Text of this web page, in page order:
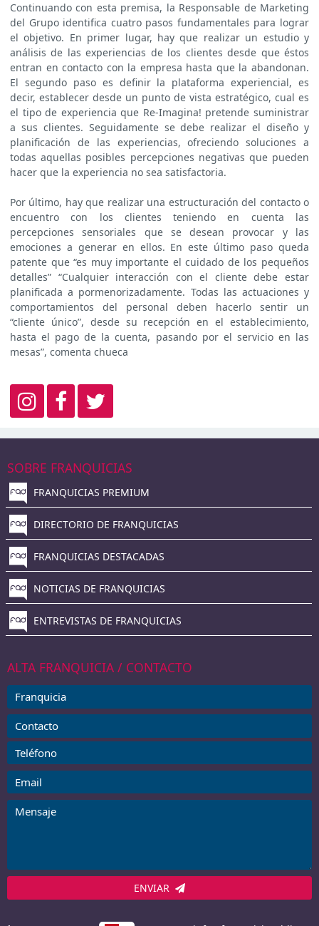
Continuando con esta premisa, la Responsable de Marketing
del Grupo identifica cuatro pasos fundamentales para lograr
el objetivo. En primer lugar, hay que realizar un estudio y
análisis de las experiencias de los clientes desde que éstos
entran en contacto con la empresa hasta que la abandonan.
El segundo paso es definir la plataforma experiencial, es
decir, establecer desde un punto de vista estratégico, cual es
el tipo de experiencia que Re-Imagina! pretende suministrar
a sus clientes. Seguidamente se debe realizar el diseño y
planificación de las experiencias, ofreciendo soluciones a
todas aquellas posibles percepciones negativas que pueden
hacer que la experiencia no sea satisfactoria.
Por último, hay que realizar una estructuración del contacto o
encuentro con los clientes teniendo en cuenta las
percepciones sensoriales que se desean provocar y las
emociones a generar en ellos. En este último paso queda
patente que “es muy importante el cuidado de los pequeños
detalles” “Cualquier interacción con el cliente debe estar
planificada a pormenorizadamente. Todas las actuaciones y
comportamientos del personal deben hacerlo sentir un
“cliente único”, desde su recepción en el establecimiento,
hasta el pago de la cuenta, pasando por el servicio en las
mesas”, comenta chueca
SOBRE FRANQUICIAS
FRANQUICIAS PREMIUM
DIRECTORIO DE FRANQUICIAS
FRANQUICIAS DESTACADAS
NOTICIAS DE FRANQUICIAS
ENTREVISTAS DE FRANQUICIAS
ALTA FRANQUICIA / CONTACTO
ENVIAR